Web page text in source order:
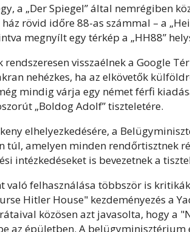
a „Der Spiegel” által nemrégiben
rövid időre 88-as számmal – a
megnyílt egy térkép a „HH88”
visszaélnek a Google
nehézkes, ha az elkövetők
mindig várja egy német férfi
„Boldog Adolf” tiszteletére.
elhelyezkedésére, a
túl, amelyen minden rendőrtisztnek
intézkedéseket is bevezetnek a
való felhasználása többször is
Hitler House" kezdeményezés a
közösen azt javasolta, hogy a
az épületben. A